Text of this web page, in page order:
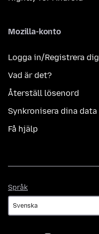
Mozilla-konto
Logga in/Registrera dig
Vad är det?
Återställ lösenord
Synkronisera dina data
Få hjälp
Språk